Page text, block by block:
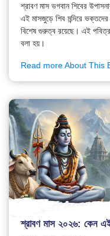
শ্রাবণ মাস ভগবান শিবের
এই মাসজুড়ে শিব মন্দিরে
বিশেষ গুরুত্ব রয়েছে। এই পবিত্র
বলা হয়।
Read more About This
শ্রাবণ মাস ২০২৬: কেন এই